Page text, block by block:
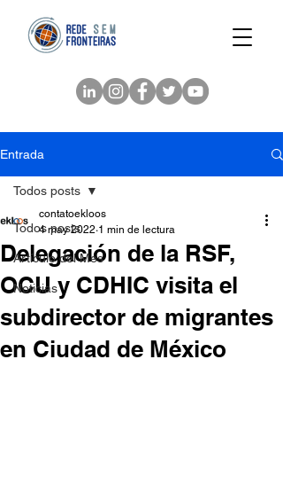
Entrada
Todos posts
Artículo del Mes
Noticias
Todos posts
Delegación de la RSF,
OCU y CDHIC visita el
subdirector de migrantes
en Ciudad de México
contatoekloos
4 may 2022 1 min de lectura